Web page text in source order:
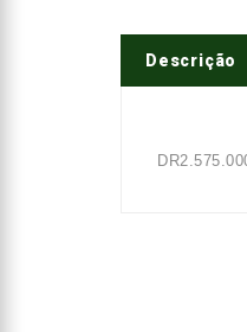
Descrição